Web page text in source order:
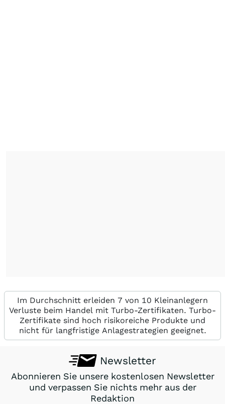
Im Durchschnitt erleiden 7 von 10 Kleinanlegern
Verluste beim Handel mit Turbo-Zertifikaten. Turbo-
Zertifikate sind hoch risikoreiche Produkte und
nicht für langfristige Anlagestrategien geeignet.
Newsletter
Abonnieren Sie unsere kostenlosen Newsletter
und verpassen Sie nichts mehr aus der
Redaktion